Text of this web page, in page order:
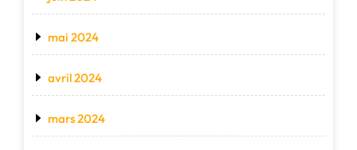
mai 2024
avril 2024
mars 2024